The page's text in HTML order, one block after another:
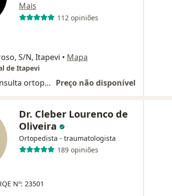
Mais
112 opiniões
S/N, Itapevi • Mapa
de Itapevi
Primeira consulta ortopedia e traumatologia Preço não disponível
Dr. Cleber Lourenco de
Oliveira
Ortopedista - traumatologista
189 opiniões
Nº: 23501